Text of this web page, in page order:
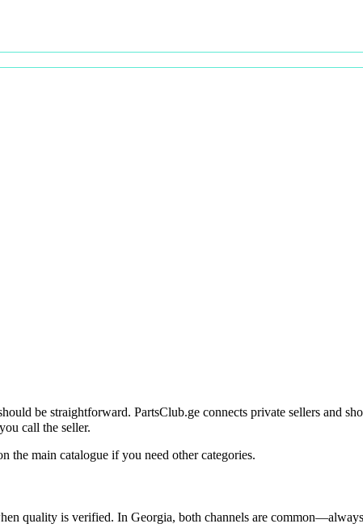
be straightforward. PartsClub.ge connects private sellers and
call the seller.
the main catalogue if you need other categories.
quality is verified. In Georgia, both channels are